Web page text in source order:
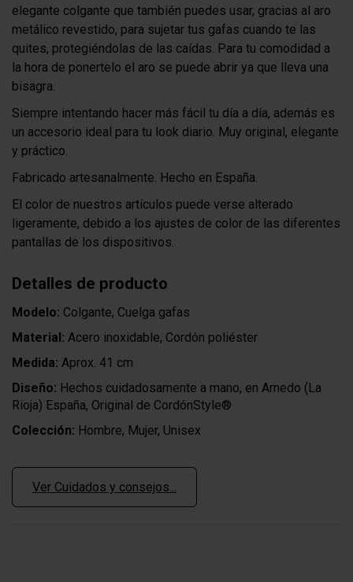
elegante colgante que también puedes usar, gracias al aro
metálico revestido, para sujetar tus gafas cuando te las
quites, protegiéndolas de las caídas. Para tu comodidad a
la hora de ponertelo el aro se puede abrir ya que lleva una
bisagra.
Siempre intentando hacer más fácil tu día a día, además es
un accesorio ideal para tu look diario. Muy original, elegante
y práctico.
Fabricado artesanalmente. Hecho en España.
El color de nuestros artículos puede verse alterado
ligeramente, debido a los ajustes de color de las diferentes
pantallas de los dispositivos.
Detalles de producto
Modelo: Colgante, Cuelga gafas
Material: Acero inoxidable, Cordón poliéster
Medida: Aprox. 41 cm
Diseño: Hechos cuidadosamente a mano, en Arnedo (La
Rioja) España, Original de CordónStyle®
Colección: Hombre, Mujer, Unisex
Ver Cuidados y consejos...